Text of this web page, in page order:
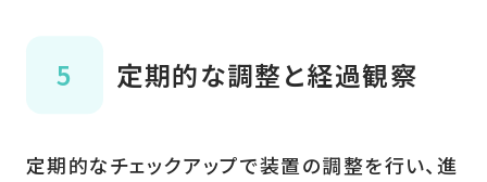
定期的な調整と経過観察
定期的なチェックアップで装置の調整を行い、進